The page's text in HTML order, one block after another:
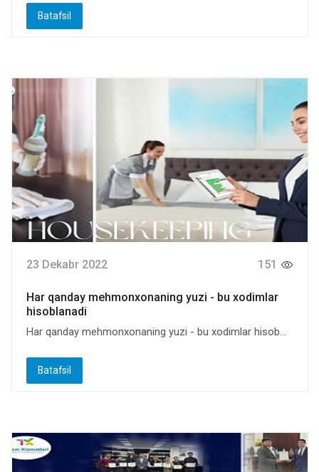
Batafsil
23 Dekabr 2022 151
Har qanday mehmonxonaning yuzi - bu xodimlar
hisoblanadi
Har qanday mehmonxonaning yuzi - bu xodimlar hisob...
Batafsil